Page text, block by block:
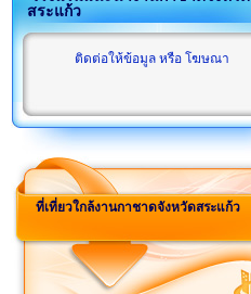
สระแก้ว
ติดต่อให้ข้อมูล หรือ โฆษณา
ที่เที่ยวใกล้งานกาชาดจังหวัดสระแก้ว